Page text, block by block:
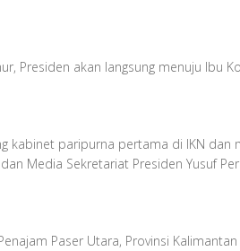
Presiden akan langsung menuju Ibu
kabinet paripurna pertama di IKN dan
Media Sekretariat Presiden Yusuf
Paser Utara, Provinsi Kalimantan